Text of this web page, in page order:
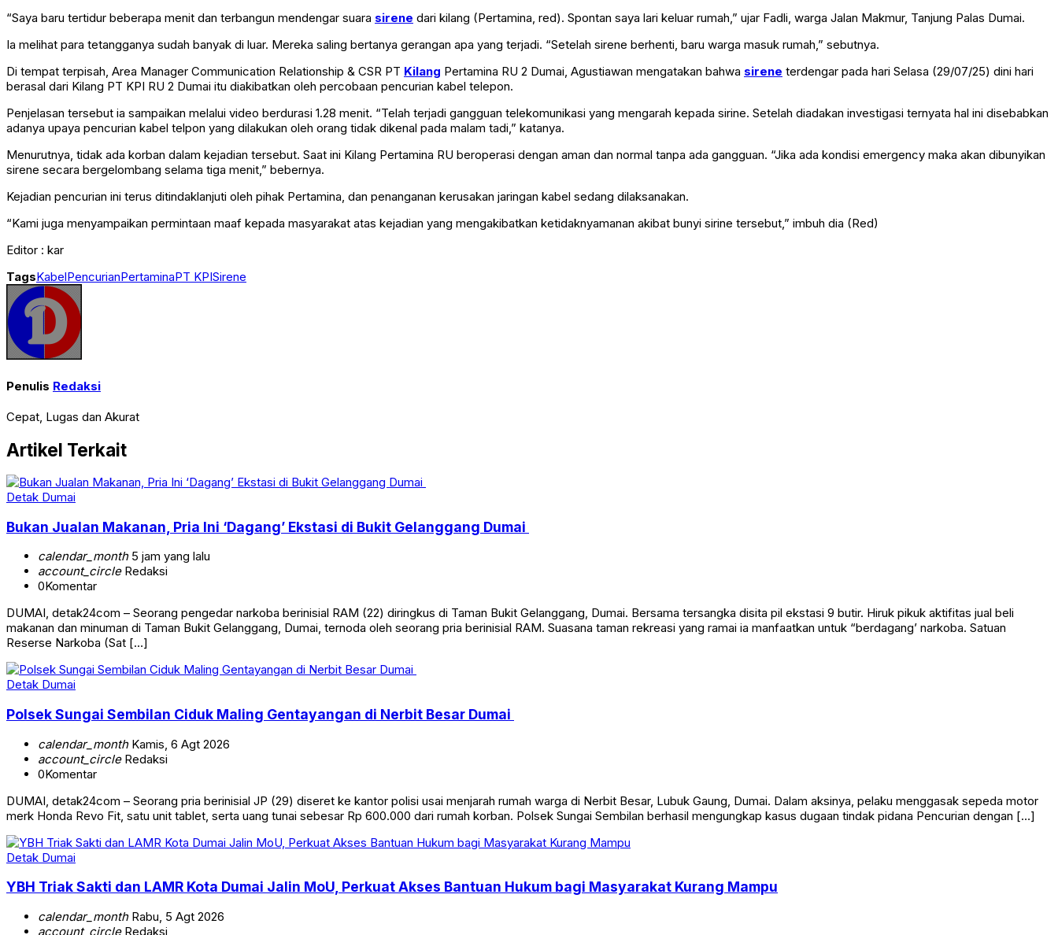
“Saya baru tertidur beberapa menit dan terbangun mendengar suara sirene dari kilang (Pertamina, red). Spontan saya lari keluar rumah,” ujar Fadli, warga Jalan Makmur, Tanjung Palas Dumai.
Ia melihat para tetangganya sudah banyak di luar. Mereka saling bertanya gerangan apa yang terjadi. “Setelah sirene berhenti, baru warga masuk rumah,” sebutnya.
Di tempat terpisah, Area Manager Communication Relationship & CSR PT Kilang Pertamina RU 2 Dumai, Agustiawan mengatakan bahwa sirene terdengar pada hari Selasa (29/07/25) dini hari
berasal dari Kilang PT KPI RU 2 Dumai itu diakibatkan oleh percobaan pencurian kabel telepon.
Penjelasan tersebut ia sampaikan melalui video berdurasi 1.28 menit. “Telah terjadi gangguan telekomunikasi yang mengarah kepada sirine. Setelah diadakan investigasi ternyata hal ini disebabkan
adanya upaya pencurian kabel telpon yang dilakukan oleh orang tidak dikenal pada malam tadi,” katanya.
Menurutnya, tidak ada korban dalam kejadian tersebut. Saat ini Kilang Pertamina RU beroperasi dengan aman dan normal tanpa ada gangguan. “Jika ada kondisi emergency maka akan dibunyikan
sirene secara bergelombang selama tiga menit,” bebernya.
Kejadian pencurian ini terus ditindaklanjuti oleh pihak Pertamina, dan penanganan kerusakan jaringan kabel sedang dilaksanakan.
“Kami juga menyampaikan permintaan maaf kepada masyarakat atas kejadian yang mengakibatkan ketidaknyamanan akibat bunyi sirine tersebut,” imbuh dia (Red)
Editor : kar
TagsKabelPencurianPertaminaPT KPISirene
Penulis Redaksi
Cepat, Lugas dan Akurat
Artikel Terkait
Detak Dumai
Bukan Jualan Makanan, Pria Ini ‘Dagang’ Ekstasi di Bukit Gelanggang Dumai
calendar_month5 jam yang lalu
account_circleRedaksi
0Komentar
DUMAI, detak24com – Seorang pengedar narkoba berinisial RAM (22) diringkus di Taman Bukit Gelanggang, Dumai. Bersama tersangka disita pil ekstasi 9 butir. Hiruk pikuk aktifitas jual beli
makanan dan minuman di Taman Bukit Gelanggang, Dumai, ternoda oleh seorang pria berinisial RAM. Suasana taman rekreasi yang ramai ia manfaatkan untuk “berdagang’ narkoba. Satuan
Reserse Narkoba (Sat […]
Detak Dumai
Polsek Sungai Sembilan Ciduk Maling Gentayangan di Nerbit Besar Dumai
calendar_monthKamis, 6 Agt 2026
account_circleRedaksi
0Komentar
DUMAI, detak24com – Seorang pria berinisial JP (29) diseret ke kantor polisi usai menjarah rumah warga di Nerbit Besar, Lubuk Gaung, Dumai. Dalam aksinya, pelaku menggasak sepeda motor
merk Honda Revo Fit, satu unit tablet, serta uang tunai sebesar Rp 600.000 dari rumah korban. Polsek Sungai Sembilan berhasil mengungkap kasus dugaan tindak pidana Pencurian dengan […]
Detak Dumai
YBH Triak Sakti dan LAMR Kota Dumai Jalin MoU, Perkuat Akses Bantuan Hukum bagi Masyarakat Kurang Mampu
calendar_monthRabu, 5 Agt 2026
account_circleRedaksi